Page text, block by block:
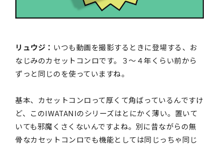
リュウジ： いつも動画を撮影するときに登場する、お
なじみのカセットコンロです。３〜４年くらい前から
ずっと同じのを使っていますね。
基本、カセットコンロって厚くて角ばっているんですけ
ど、このIWATANIのシリーズはとにかく薄い。置いて
いても邪魔くさくないんですよね。別に昔ながらの無
骨なカセットコンロでも機能としては同じっちゃ同じ